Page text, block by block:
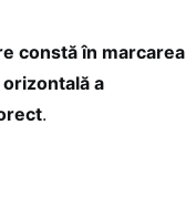
constă în marcarea
a
.